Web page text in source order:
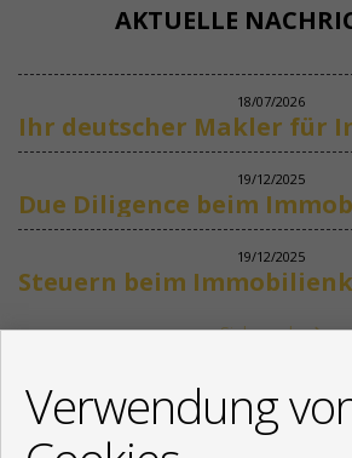
AKTUELLE
18/07/2026
19/12/2025
19/12/2025
Siehe mehr
+34 622318266
Verwendung